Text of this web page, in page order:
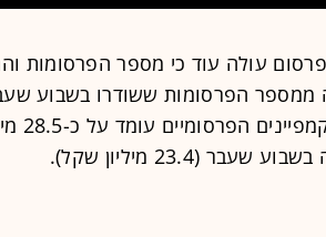
עולה עוד כי מספר הפרסומות
(23.4 מיליון שקל).